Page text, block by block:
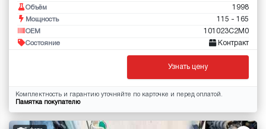
Объём 1998
Мощность 115 - 165
OEM 101023C2M0
Состояние Контракт
Узнать цену
Комплектность и гарантию уточняйте по карточке и перед оплатой.
Памятка покупателю